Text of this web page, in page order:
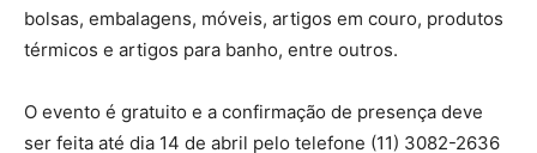
bolsas, embalagens, móveis, artigos em couro, produtos
térmicos e artigos para banho, entre outros.
O evento é gratuito e a confirmação de presença deve
ser feita até dia 14 de abril pelo telefone (11) 3082-2636